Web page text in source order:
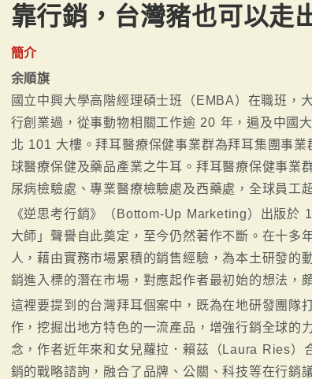
靠行銷，台灣豬也可以走
簡介
余順旗
國立中興大學高階經理碩士班（EMBA）在職班，
行創業過，從事動物相關工作逾 20 年，遍及中國
北 101 大樓。拜耳醫療保健事業群為拜耳集團事
球醫療保健及藥品產業之牛耳。拜耳醫療保健事業
尿病檢驗處、專業醫療檢驗處及西藥處，全球員工
《逆思考行銷》（Bottom-Up Marketing）出版
大師」聲譽自此奠定，至今仍然著作不斷。在十多
人，藉由實務市場累積的銷售經驗，為本土研發的
銷進入標的潛在市場，對應起作者最初始的想法，
這裡要提到的台灣拜耳個案中，既為在地研發團隊
作，挖掘出地方特色的一流產品，增強行銷全球的
念，作者近年來和女兒蘿拉．賴茲（Laura Ries
銷的戰略諮詢，融合了品牌、公關、科技等在行銷